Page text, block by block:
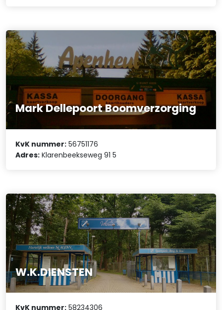
Mark Dellepoort Boomverzorging
KvK nummer: 56751176
Adres: Klarenbeekseweg 91 5
W.K.DIENSTEN
KvK nummer: 58234306